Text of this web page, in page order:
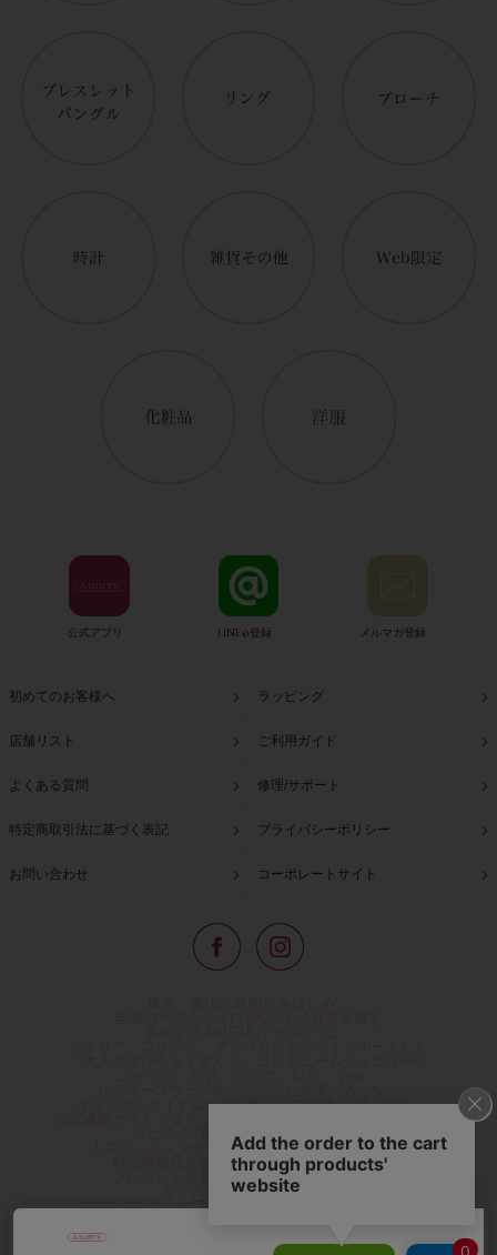
公式アプリ LINE@登録 メルマガ登録
初めてのお客様へ ラッピング
店舗リスト ご利用ガイド
よくある質問 修理/サポート
特定商取引法に基づく表記 プライバシーポリシー
お問い合わせ コーポレートサイト
オリジナルアイテムなどを幅広くご用意しています。
アビステの幅広い商品を取り揃え、
人気ランキングやテレビなどメディア着用商品、
雑誌掲載商品情報を紹介するコンテンツ、
プレゼント包装無料や独自のポイント還元
などのサービスをご提供。
心躍るインポートアクセサリーや時計、小物などで、
夢やときめきを与えられるよう願っています。